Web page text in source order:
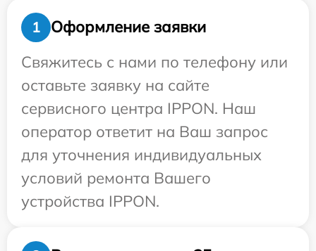
1
Оформление заявки
Свяжитесь с нами по телефону или
оставьте заявку на сайте
сервисного центра IPPON. Наш
оператор ответит на Ваш запрос
для уточнения индивидуальных
условий ремонта Вашего
устройства IPPON.